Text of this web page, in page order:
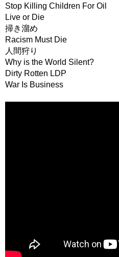
Stop Killing Children For Oil
Live or Die
掃き溜め
Racism Must Die
人間狩り
Why is the World Silent?
Dirty Rotten LDP
War Is Business